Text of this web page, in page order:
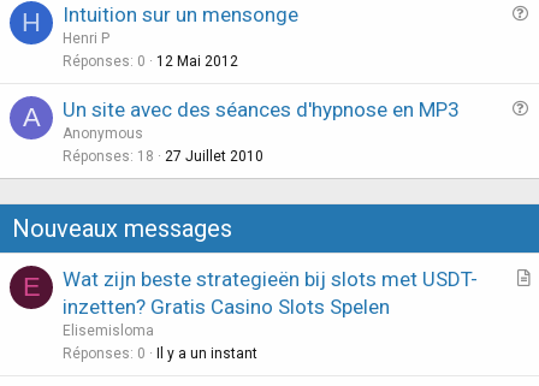
H Intuition sur un mensonge
Henri P
Réponses 0 12 Mai 2012
A
s
t
o
n
Un site avec des séances d'hypnose en MP3
Anonymous
Réponses 18 27 Juillet 2010
Nouveaux messages
E
A
Wat zijn beste strategieën bij slots met USDT-
inzetten? Gratis Casino Slots Spelen
Elisemisloma
Réponses 0 Il y a un instant